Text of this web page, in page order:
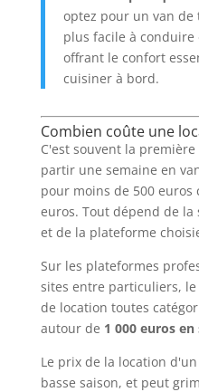
optez pour un van
plus facile à
offrant le confort
cuisiner à bord.
Combien coûte une
C'est souvent la
partir une semaine en
pour moins de 500 euros
euros. Tout dépend de
et de la plateforme
Sur les plateformes
sites entre particuliers,
de location toutes
autour de 1 000 euros
Le prix de la location
basse saison, et peut